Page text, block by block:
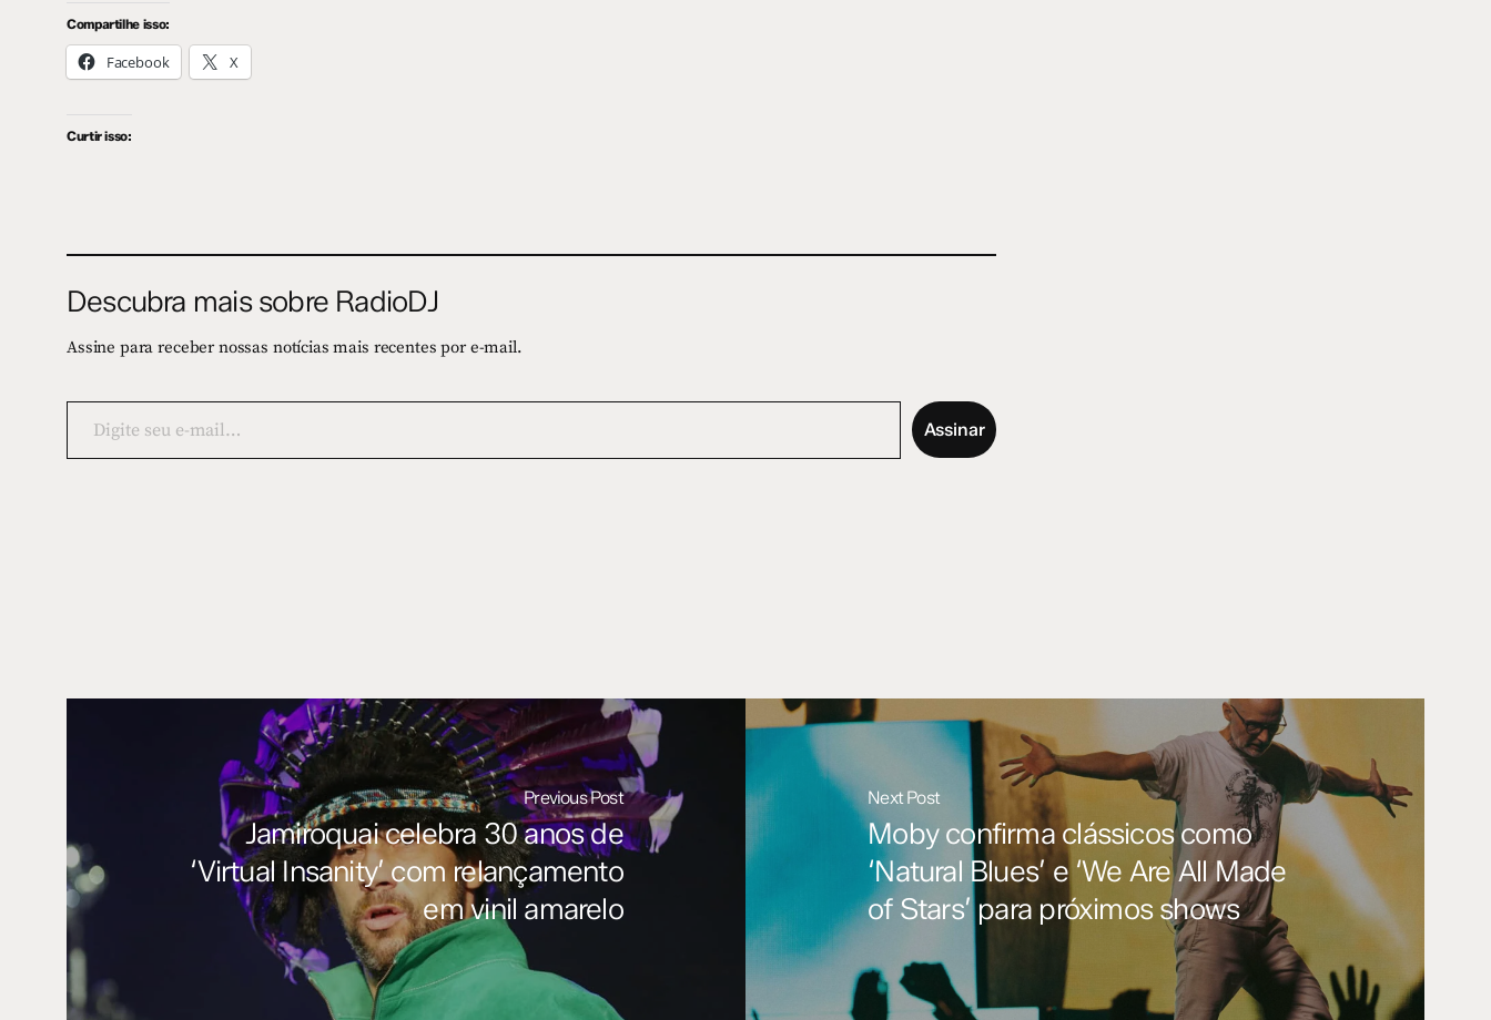
Compartilhe isso:
Facebook X
Curtir isso:
Descubra mais sobre RadioDJ
Assine para receber nossas notícias mais recentes por e-mail.
Digite
Assinar
Previous Post
Jamiroquai celebra 30 anos de
‘Virtual Insanity’ com relançamento
em vinil amarelo
Next Post
Moby confirma clássicos como
‘Natural Blues’ e ‘We Are All Made
of Stars’ para próximos shows